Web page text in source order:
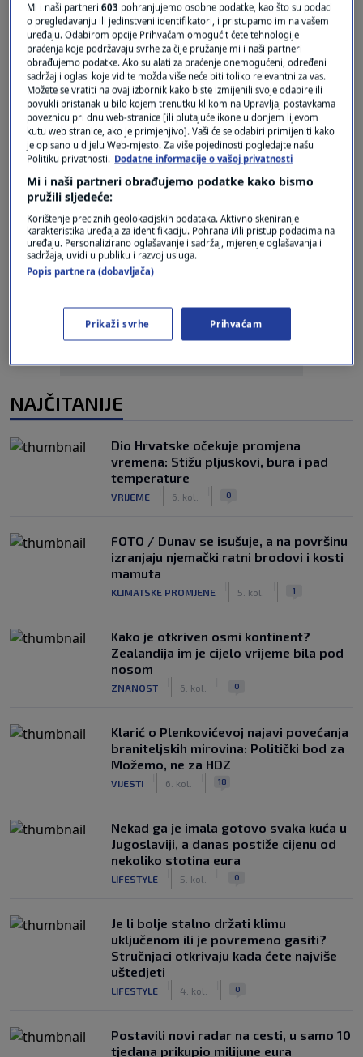
Oglas
NAJČITANIJE
Dio Hrvatske očekuje promjena
vremena: Stižu pljuskovi, bura i pad
temperature
VRIJEME 6. kol. 0
FOTO / Dunav se isušuje, a na površinu
izranjaju njemački ratni brodovi i kosti
mamuta
KLIMATSKE PROMJENE 5. kol. 1
Kako je otkriven osmi kontinent?
Zealandija im je cijelo vrijeme bila pod
nosom
ZNANOST 6. kol. 0
Klarić o Plenkovićevoj najavi povećanja
braniteljskih mirovina: Politički bod za
Možemo, ne za HDZ
VIJESTI 6. kol. 18
Nekad ga je imala gotovo svaka kuća u
Jugoslaviji, a danas postiže cijenu od
nekoliko stotina eura
LIFESTYLE 5. kol. 0
Je li bolje stalno držati klimu
uključenom ili je povremeno gasiti?
Stručnjaci otkrivaju kada ćete najviše
uštedjeti
LIFESTYLE 4. kol. 0
Postavili novi radar na cesti, u samo 10
tjedana prikupio milijune eura
Mi i naši partneri603 pohranjujemo osobne podatke, kao što su podaci
o pregledavanju ili jedinstveni identifikatori, i pristupamo im na vašem
uređaju. Odabirom opcije Prihvaćam omogućit ćete tehnologije
praćenja koje podržavaju svrhe za čije pružanje mi i naši partneri
obrađujemo podatke. Ako su alati za praćenje onemogućeni, određeni
sadržaj i oglasi koje vidite možda više neće biti toliko relevantni za vas.
Možete se vratiti na ovaj izbornik kako biste izmijenili svoje odabire ili
povukli pristanak u bilo kojem trenutku klikom na Upravljaj postavkama
poveznicu pri dnu web-stranice [ili plutajuće ikone u donjem lijevom
kutu web stranice, ako je primjenjivo]. Vaši će se odabiri primijeniti kako
je opisano u dijelu Web-mjesto. Za više pojedinosti pogledajte našu
Politiku privatnosti. Dodatne informacije o vašoj privatnosti
Mi i naši partneri obrađujemo podatke kako bismo
pružili sljedeće:
Korištenje preciznih geolokacijskih podataka. Aktivno skeniranje
karakteristika uređaja za identifikaciju. Pohrana i/ili pristup podacima na
uređaju. Personalizirano oglašavanje i sadržaj, mjerenje oglašavanja i
sadržaja, uvidi u publiku i razvoj usluga.
Popis partnera (dobavljača)
Prikaži svrhe Prihvaćam